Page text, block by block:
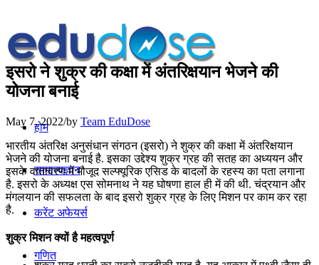
होम
सामान्यज्ञान
करेंट अफेयर्स
गणित
इसरो ने शुक्र की कक्षा में अंतरिक्षयान भेजने की
योजना बनाई
May 7, 2022/by Team EduDose
भारतीय अंतरिक्ष अनुसंधान संगठन (इसरो) ने शुक्र की कक्षा में अंतरिक्षयान
भेजने की योजना बनाई है. इसका उद्देश्य शुक्र ग्रह की सतह का अध्ययन और
इसके वातावरण में मौजूद सल्फ्यूरिक एसिड के बादलों के रहस्य का पता लगाना
है. इसरो के अध्यक्ष एस सोमनाथ ने यह घोषणा हाल ही में की थी. चंद्रयान और
मंगलयान की सफलता के बाद इसरो शुक्र ग्रह के लिए मिशन पर काम कर रहा
है.
शुक्र मिशन क्यों है महत्वपूर्ण